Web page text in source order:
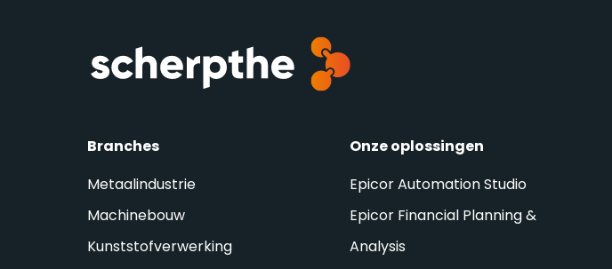
Branches
Metaalindustrie
Machinebouw
Kunststofverwerking
Onze oplossingen
Epicor Automation Studio
Epicor Financial Planning &
Analysis